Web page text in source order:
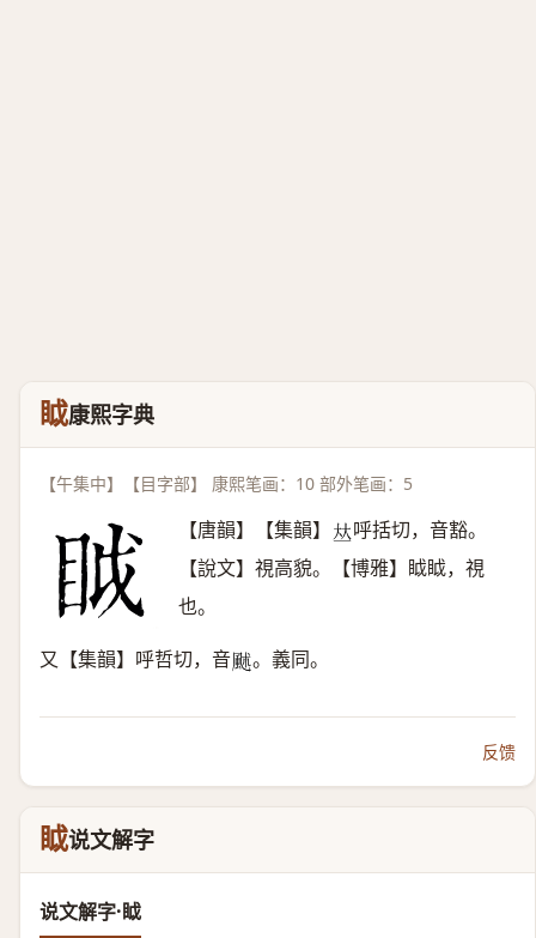
眓康熙字典
【午集中】【目字部】 康熙笔画：10 部外笔画：5
【唐韻】【集韻】 𠀤呼括切，音豁。
【說文】視高貌。【博雅】眓眓，視
也。
又【集韻】呼哲切，音𩖶 。義同。
反馈
眓说文解字
说文解字·眓